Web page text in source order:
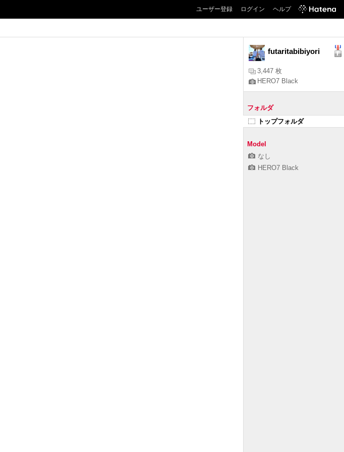
ユーザー登録 ログイン ヘルプ
futaritabibiyori
3,447 枚
HERO7 Black
フォルダ
トップフォルダ
Model
なし
HERO7 Black